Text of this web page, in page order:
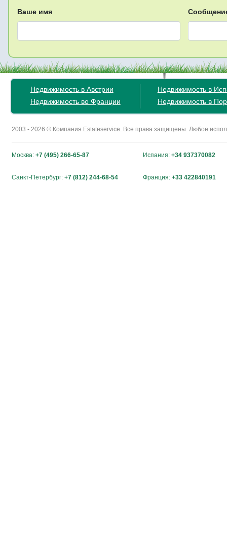
Ваше имя
Недвижимость в Австрии
Недвижимость во Франции
Недвижимость в
Недвижимость в
2003 - 2026 © Компания Estateservice. Все права защищены. Любое
Москва: +7 (495) 266-65-87 Испания: +34 937370082
Санкт-Петербург: +7 (812) 244-68-54 Франция: +33 422840191